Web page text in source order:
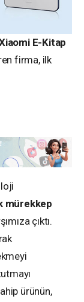
E-Kitap
firma, ilk
mürekkep
çıktı.
ürünün,